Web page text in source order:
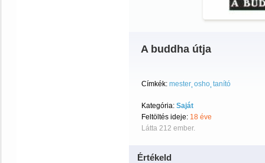
A buddha útja
Címkék: mester osho tanító
Kategória: Saját
Feltöltés ideje: 18 éve
Látta 212 ember.
Értékeld